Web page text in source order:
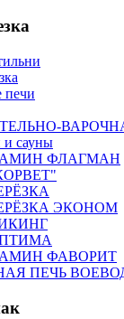
печи
и сауны
ФЛАГМАН
ЭКОНОМ
ФАВОРИТ
ПЕЧЬ